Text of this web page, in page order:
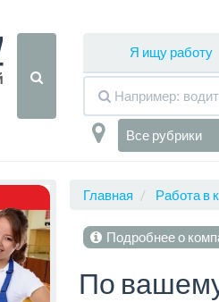
Я ищу работу
Все рубрики
Главная Работа в
Подробнее о
По